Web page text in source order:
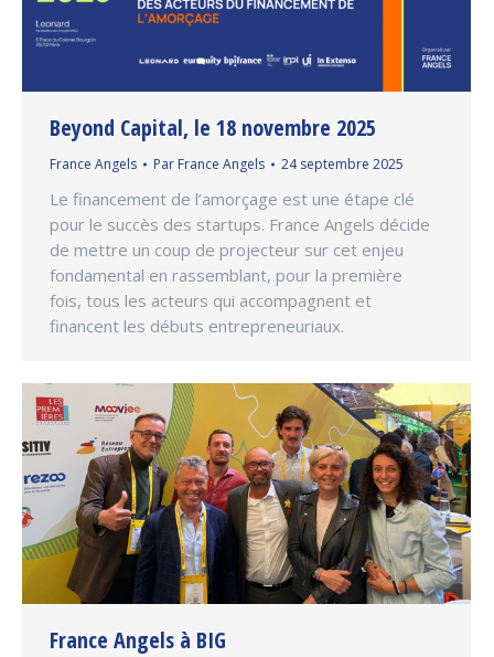
Beyond Capital, le 18 novembre 2025
France Angels Par France Angels 24 septembre 2025
Le financement de l’amorçage est une étape clé
pour le succès des startups. France Angels décide
de mettre un coup de projecteur sur cet enjeu
fondamental en rassemblant, pour la première
fois, tous les acteurs qui accompagnent et
financent les débuts entrepreneuriaux.
France Angels à BIG